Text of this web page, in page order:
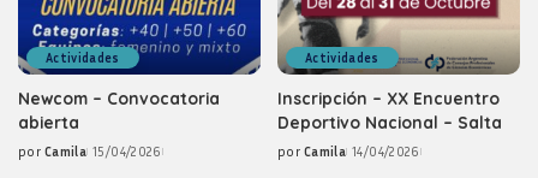
Actividades
Newcom – Convocatoria
abierta
Posted
por Camila 15/04/2026
Actividades
Inscripción – XX Encuentro
Deportivo Nacional – Salta
Posted
por Camila 14/04/2026